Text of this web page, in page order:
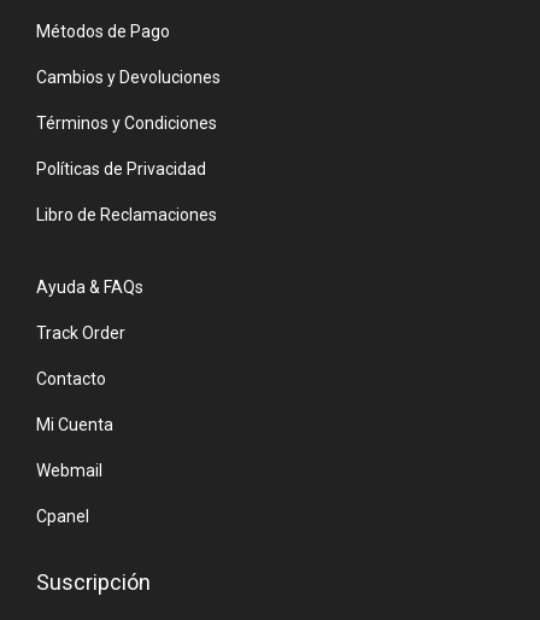
Métodos de Pago
Cambios y Devoluciones
Términos y Condiciones
Políticas de Privacidad
Libro de Reclamaciones
Ayuda & FAQs
Track Order
Contacto
Mi Cuenta
Webmail
Cpanel
Suscripción